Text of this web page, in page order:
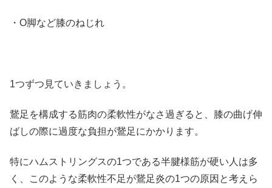
・O脚など膝のねじれ
1つずつ見ていきましょう。
鵞足を構成する筋肉の柔軟性がなさ過ぎると、膝の曲げ伸
ばしの際に過度な負担が鵞足にかかります。
特にハムストリングスの1つである半腱様筋が硬い人は多
く、このような柔軟性不足が鵞足炎の1つの原因と考えら